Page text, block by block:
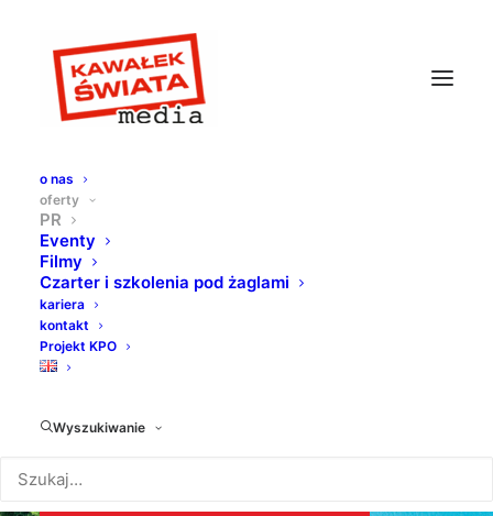
o nas
oferty
PR
Eventy
Filmy
Czarter i szkolenia pod żaglami
kariera
kontakt
Projekt KPO
Wyszukiwanie